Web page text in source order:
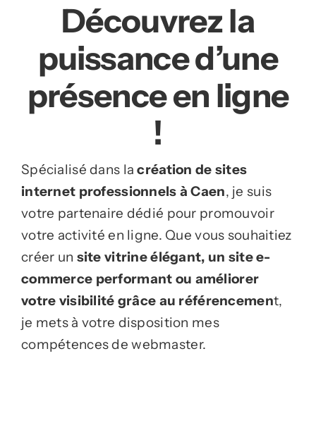
Découvrez la
puissance d’une
présence en ligne
!
Spécialisé dans lacréation de sites
internet professionnels à Caen, je suis
votre partenaire dédié pour promouvoir
votre activité en ligne. Que vous souhaitiez
créer un site vitrine élégant, un site e-
commerce performant ou améliorer
votre visibilité grâce au référencement,
je mets à votre disposition mes
compétences de webmaster.